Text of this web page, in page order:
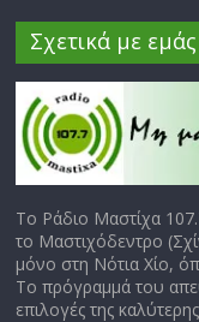
Σχετικά με εμάς
Το Ράδιο Μαστίχα
το Μαστιχόδεντρο
μόνο στη Νότια Χίο,
Το πρόγραμμά του
επιλογές της